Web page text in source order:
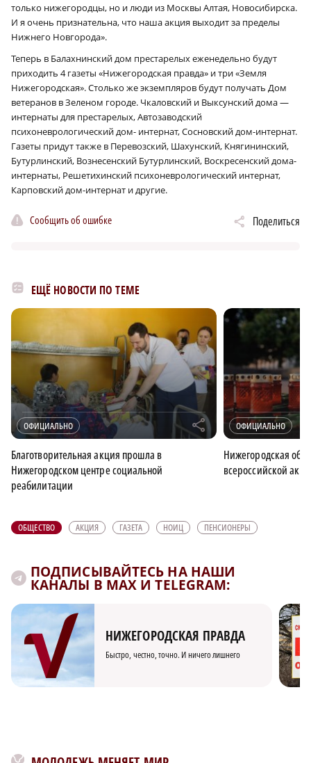
только нижегородцы, но и люди из Москвы Алтая, Новосибирска.
И я очень признательна, что наша акция выходит за пределы
Нижнего Новгорода».
Теперь в Балахнинский дом престарелых еженедельно будут
приходить 4 газеты «Нижегородская правда» и три «Земля
Нижегородская». Столько же экземпляров будут получать Дом
ветеранов в Зеленом городе. Чкаловский и Выксунский дома —
интернаты для престарелых, Автозаводский
психоневрологический дом- интернат, Сосновский дом-интернат.
Газеты придут также в Перевозский, Шахунский, Княгининский,
Бутурлинский, Вознесенский Бутурлинский, Воскресенский дома-
интернаты, Решетихинский психоневрологический интернат,
Карповский дом-интернат и другие.
Сообщить об ошибке Поделиться
ЕЩЁ НОВОСТИ ПО ТЕМЕ
ОФИЦИАЛЬНО r
Благотворительная акция прошла в
Нижегородском центре социальной
реабилитации
ОФИЦИАЛЬНО
Нижегородская
всероссийской
ОБЩЕСТВО АКЦИЯ ГАЗЕТА НОИЦ ПЕНСИОНЕРЫ
ПОДПИСЫВАЙТЕСЬ НА НАШИ
КАНАЛЫ В MAX И TELEGRAM:
НИЖЕГОРОДСКАЯ ПРАВДА
Быстро, честно, точно. И ничего лишнего